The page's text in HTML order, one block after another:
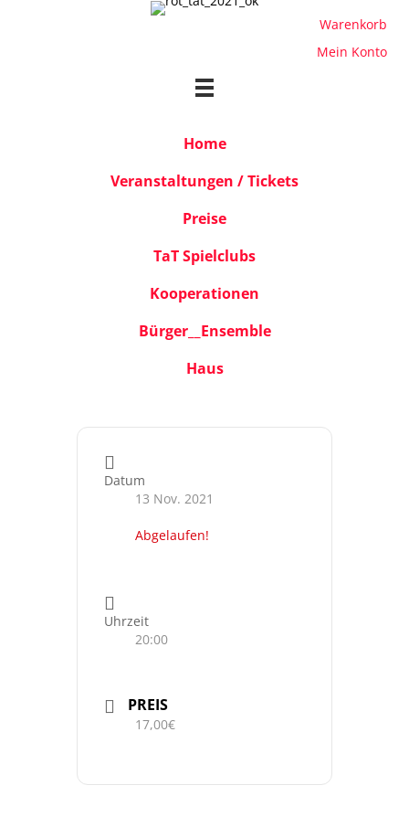
Warenkorb
Mein Konto
Home
Veranstaltungen / Tickets
Preise
TaT Spielclubs
Kooperationen
Bürger__Ensemble
Haus
Datum
13 Nov. 2021
Abgelaufen!
Uhrzeit
20:00
PREIS
17,00€